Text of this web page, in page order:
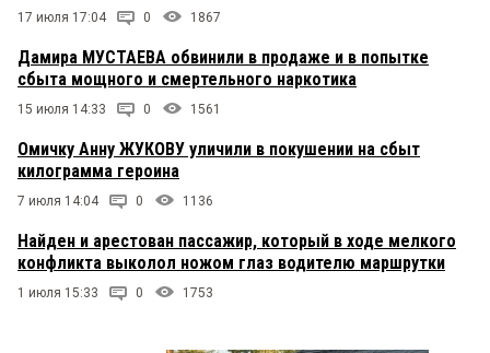
17 июля 17:04 0 1867
Дамира МУСТАЕВА обвинили в продаже и в попытке
сбыта мощного и смертельного наркотика
15 июля 14:33 0 1561
Омичку Анну ЖУКОВУ уличили в покушении на сбыт
килограмма героина
7 июля 14:04 0 1136
Найден и арестован пассажир, который в ходе мелкого
конфликта выколол ножом глаз водителю маршрутки
1 июля 15:33 0 1753